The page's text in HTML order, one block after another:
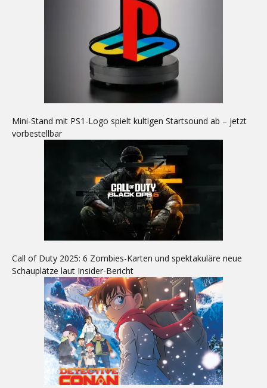
Mini-Stand mit PS1-Logo spielt kultigen Startsound ab – jetzt
vorbestellbar
Call of Duty 2025: 6 Zombies-Karten und spektakuläre neue
Schauplätze laut Insider-Bericht